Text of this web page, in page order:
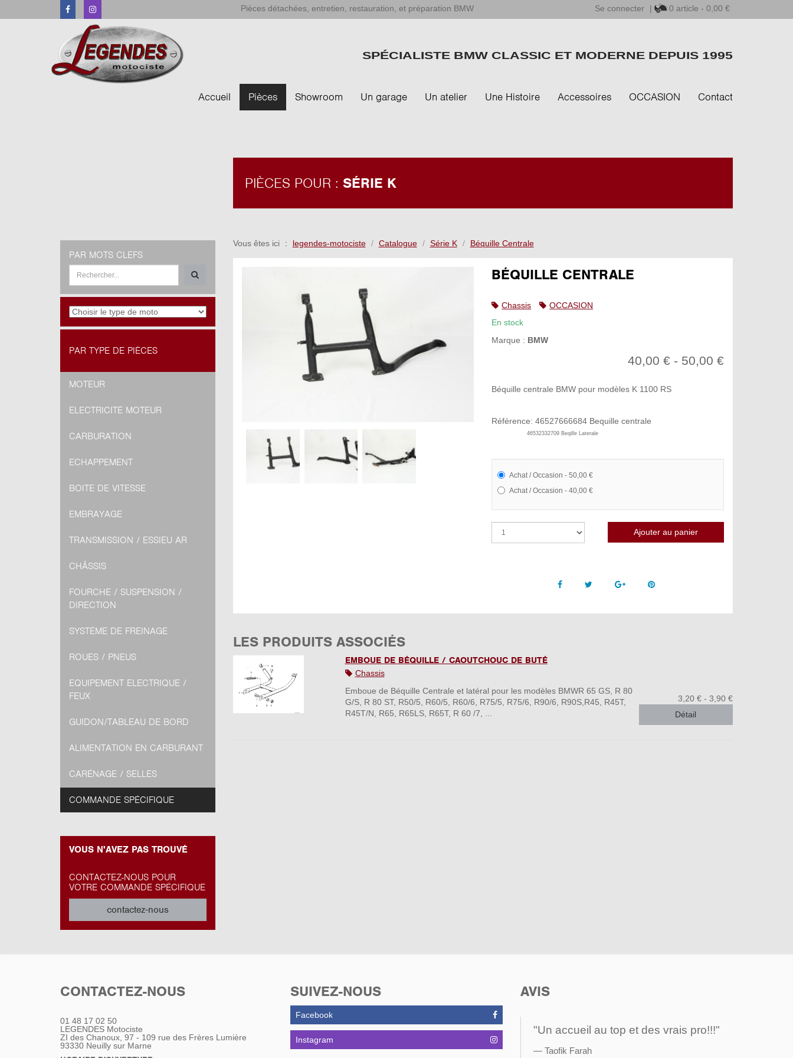
FacebookInstagram Pièces détachées, entretien, restauration, et préparation BMW Se connecter | 0 article - 0,00 €
SPÉCIALISTE BMW CLASSIC ET MODERNE DEPUIS 1995
Accueil Pièces Showroom Un garage Un atelier Une Histoire Accessoires OCCASION Contact
PIÈCES POUR : SÉRIE K
Vous êtes ici legendes-motociste Catalogue Série K Béquille Centrale
BÉQUILLE CENTRALE
Chassis
OCCASION
En stock
Marque : BMW
40,00 € - 50,00 €
Béquille centrale BMW pour modèles K 1100 RS
Référence: 46527666684 Bequille centrale
46532332709 Beqille Laterale
Achat / Occasion - 50,00 €
Achat / Occasion - 40,00 €
Facebook Twitter Google +Pinterest
LES PRODUITS ASSOCIÉS
EMBOUE DE BÉQUILLE / CAOUTCHOUC DE BUTÉ
Chassis
Emboue de Béquille Centrale et latéral pour les modèles BMWR 65 GS, R 80
G/S, R 80 ST, R50/5, R60/5, R60/6, R75/5, R75/6, R90/6, R90S,R45, R45T,
R45T/N, R65, R65LS, R65T, R 60 /7, ...
3,20 € - 3,90 €
Détail
PAR MOTS CLEFS
PAR TYPE DE PIÈCES
MOTEUR
ELECTRICITÉ MOTEUR
CARBURATION
ECHAPPEMENT
BOITE DE VITESSE
EMBRAYAGE
TRANSMISSION / ESSIEU AR
CHÂSSIS
FOURCHE / SUSPENSION /
DIRECTION
SYSTÈME DE FREINAGE
ROUES / PNEUS
EQUIPEMENT ELECTRIQUE /
FEUX
GUIDON/TABLEAU DE BORD
ALIMENTATION EN CARBURANT
CARÉNAGE / SELLES
COMMANDE SPÉCIFIQUE
VOUS N'AVEZ PAS TROUVÉ
CONTACTEZ-NOUS POUR
VOTRE COMMANDE SPÉCIFIQUE
contactez-nous
CONTACTEZ-NOUS
01 48 17 02 50
LEGENDES Motociste
ZI des Chanoux, 97 - 109 rue des Frères Lumière
93330 Neuilly sur Marne
SUIVEZ-NOUS
Facebook
Instagram
AVIS
"Un accueil au top et des vrais pro!!!"
Taofik Farah